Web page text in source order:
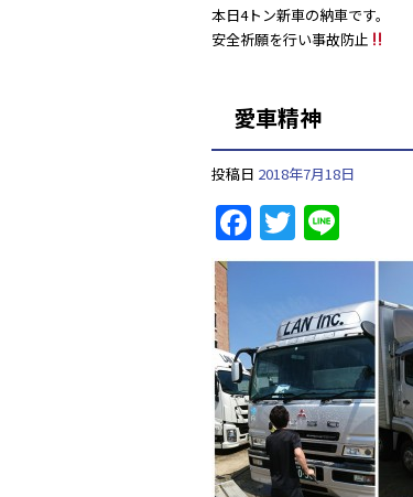
本日4トン新車の納車です。
安全祈願を行い事故防止
愛車精神
投稿日 2018年7月18日
F
a
e
b
o
o
k
T
w
er
n
e